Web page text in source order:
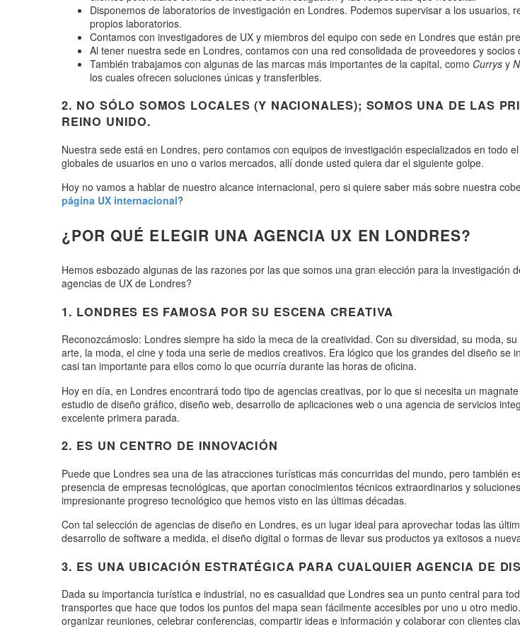
Disponemos de laboratorios de investigación en Londres. Podemos supervisar a los
propios laboratorios.
Contamos con investigadores de UX y miembros del equipo con sede en Londres que están
Al tener nuestra sede en Londres, contamos con una red consolidada de proveedores y socios
También trabajamos con algunas de las marcas más importantes de la capital, como Currys y
los cuales ofrecen soluciones únicas y transferibles.
2. NO SÓLO SOMOS LOCALES (Y NACIONALES); SOMOS UNA DE LAS
REINO UNIDO.
Nuestra sede está en Londres, pero contamos con equipos de investigación especializados en todo
globales de usuarios en uno o varios mercados, allí donde usted quiera dar el siguiente golpe.
Hoy no vamos a hablar de nuestro alcance internacional, pero si quiere saber más sobre nuestra
página UX internacional?
¿POR QUÉ ELEGIR UNA AGENCIA UX EN LONDRES?
Hemos esbozado algunas de las razones por las que somos una gran elección para la
agencias de UX de Londres?
1. LONDRES ES FAMOSA POR SU ESCENA CREATIVA
Reconozcámoslo: Londres siempre ha sido la meca de la creatividad. Con su diversidad, su moda,
arte, la moda, el cine y toda una serie de medios creativos. Era lógico que los grandes del diseño
casi tan importante para ellos como lo que ocurría durante las horas de oficina.
Hoy en día, en Londres encontrará todo tipo de agencias creativas, por lo que si necesita un
estudio de diseño gráfico, diseño web, desarrollo de aplicaciones web o una agencia de servicios
excelente primera parada.
2. ES UN CENTRO DE INNOVACIÓN
Puede que Londres sea una de las atracciones turísticas más concurridas del mundo, pero
presencia de empresas tecnológicas, que aportan conocimientos técnicos extraordinarios y
impresionante progreso tecnológico que hemos visto en las últimas décadas.
Con tal selección de agencias de diseño en Londres, es un lugar ideal para aprovechar todas las
desarrollo de software a medida, el diseño digital o formas de llevar sus productos ya exitosos a
3. ES UNA UBICACIÓN ESTRATÉGICA PARA CUALQUIER AGENCIA DE
Dada su importancia turística e industrial, no es casualidad que Londres sea un punto central para
transportes que hace que todos los puntos del mapa sean fácilmente accesibles por uno u otro
organizar reuniones, celebrar conferencias, compartir ideas e información y colaborar con clientes